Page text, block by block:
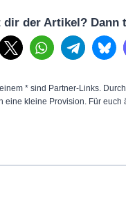
dir der Artikel? Dann
* sind Partner-Links.
eine kleine Provision. Für euch